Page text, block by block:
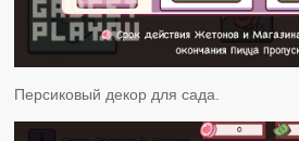
Персиковый декор для сада.